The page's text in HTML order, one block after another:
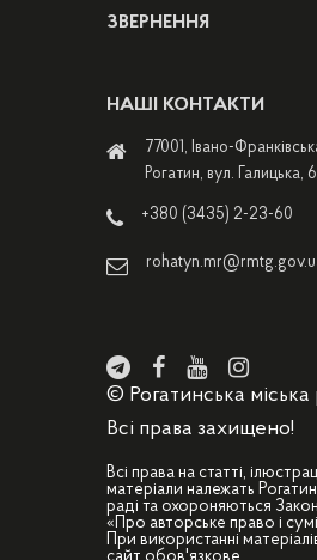
ЗВЕРНЕННЯ
НАШІ КОНТАКТИ
77001, Івано-
Рогатин, вул. Галицька,
+380 (3435) 2-23-60
© Рогатинська міська
Всі права захищено!
Всі права на статті,
матеріали належать
раді та охороняються
«Про авторське право і
При використанні